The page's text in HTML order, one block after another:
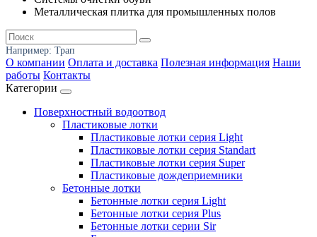
Металлическая плитка для промышленных полов
Например: Трап
О компании Оплата и доставка Полезная информация Наши
работы Контакты
Категории
Поверхностный водоотвод
Пластиковые лотки
Пластиковые лотки серия Light
Пластиковые лотки серия Standart
Пластиковые лотки серия Super
Пластиковые дождеприемники
Бетонные лотки
Бетонные лотки серия Light
Бетонные лотки серия Plus
Бетонные лотки серии Sir